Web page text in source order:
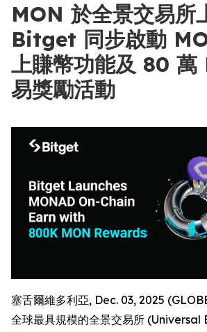
MON 於全景交易所
Bitget 同步啟動
上賺幣功能及 80 萬
易獎勵活動
塞舌爾維多利亞, Dec. 03, 2025
全球最具規模的全景交易所 (Universal